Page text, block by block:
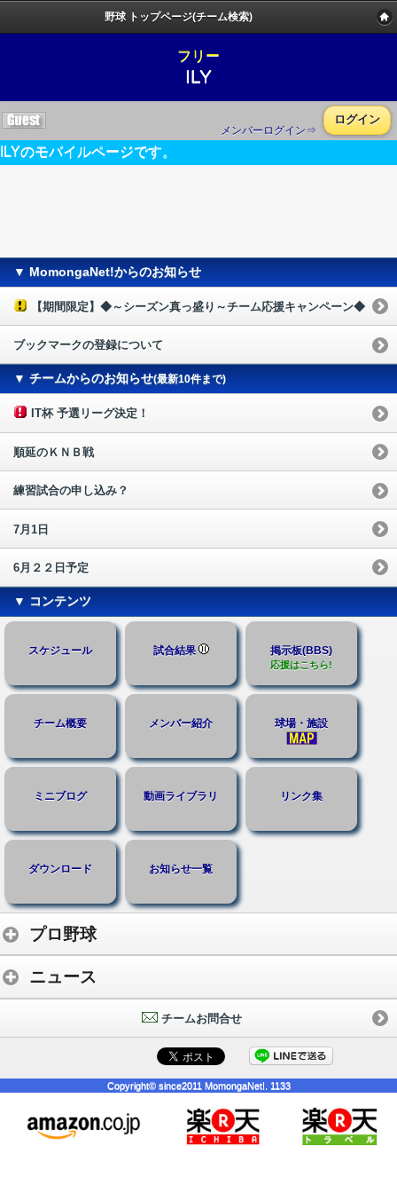
野球 トップページ(チーム検索)
フリー
ILY
メンバーログイン⇒
ログイン
ILYのモバイルページです。
▼ MomongaNet!からのお知らせ
【期間限定】◆～シーズン真っ盛り～チーム応援キャンペーン◆
ブックマークの登録について
▼ チームからのお知らせ(最新10件まで)
IT杯 予選リーグ決定！
順延のＫＮＢ戦
練習試合の申し込み？
7月1日
6月２２日予定
▼ コンテンツ
スケジュール 試合結果 掲示板(BBS)
応援はこちら!
チーム概要 メンバー紹介 球場・施設
ミニブログ 動画ライブラリ リンク集
ダウンロード お知らせ一覧
プロ野球
ニュース
チームお問合せ
Copyright© since2011 MomongaNet!. 1133